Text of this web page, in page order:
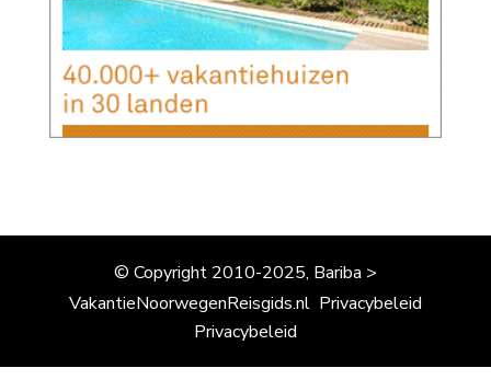
© Copyright 2010-2025, Bariba >
VakantieNoorwegenReisgids.nl Privacybeleid
Privacybeleid